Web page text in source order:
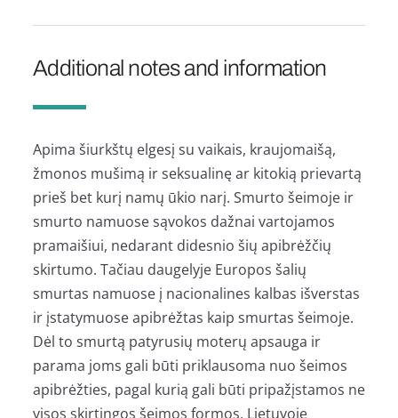
Additional notes and information
Apima šiurkštų elgesį su vaikais, kraujomaišą,
žmonos mušimą ir seksualinę ar kitokią prievartą
prieš bet kurį namų ūkio narį. Smurto šeimoje ir
smurto namuose sąvokos dažnai vartojamos
pramaišiui, nedarant didesnio šių apibrėžčių
skirtumo. Tačiau daugelyje Europos šalių
smurtas namuose į nacionalines kalbas išverstas
ir įstatymuose apibrėžtas kaip smurtas šeimoje.
Dėl to smurtą patyrusių moterų apsauga ir
parama joms gali būti priklausoma nuo šeimos
apibrėžties, pagal kurią gali būti pripažįstamos ne
visos skirtingos šeimos formos. Lietuvoje